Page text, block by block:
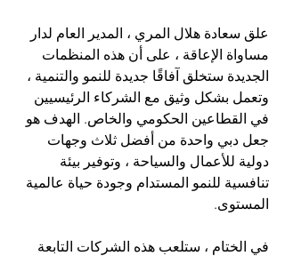
علق سعادة هلال المري ، المدير العام لدار
مساواة الإعاقة ، على أن هذه المنظمات
الجديدة ستخلق آفاقًا جديدة للنمو والتنمية ،
وتعمل بشكل وثيق مع الشركاء الرئيسيين
في القطاعين الحكومي والخاص. الهدف هو
جعل دبي واحدة من أفضل ثلاث وجهات
دولية للأعمال والسياحة ، وتوفير بيئة
تنافسية للنمو المستدام وجودة حياة عالمية
المستوى.
في الختام ، ستلعب هذه الشركات التابعة